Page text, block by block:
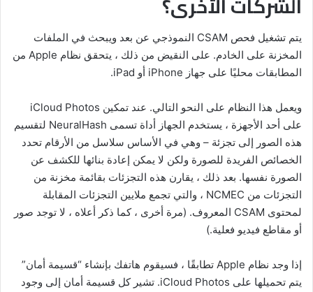
يتم تشغيل فحص CSAM النموذجي عن بعد ويبحث في الملفات
المخزنة على الخادم. على النقيض من ذلك ، يتحقق نظام Apple من
المطابقات محليًا على جهاز iPhone أو iPad.
ويعمل هذا النظام على النحو التالي. عند تمكين iCloud Photos
على أحد الأجهزة ، يستخدم الجهاز أداة تسمى NeuralHash لتقسيم
هذه الصور إلى تجزئة – وهي في الأساس سلاسل من الأرقام تحدد
الخصائص الفريدة للصورة ولكن لا يمكن إعادة بنائها للكشف عن
الصورة نفسها. بعد ذلك ، يقارن هذه التجزئات بقائمة مخزنة من
التجزئات من NCMEC ، والتي تجمع ملايين التجزئات المقابلة
لمحتوى CSAM المعروف. (مرة أخرى ، كما ذكر أعلاه ، لا توجد صور
أو مقاطع فيديو فعلية.)
إذا وجد نظام Apple تطابقًا ، فسيقوم هاتفك بإنشاء “قسيمة أمان”
يتم تحميلها على iCloud Photos. تشير كل قسيمة أمان إلى وجود